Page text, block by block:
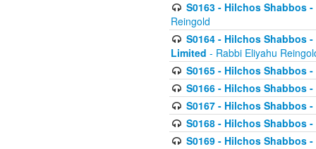
S0163 - Hilchos Shabbos
Reingold
S0164 - Hilchos Shabbos
Limited - Rabbi Eliyahu
S0165 - Hilchos Shabbos
S0166 - Hilchos Shabbos
S0167 - Hilchos Shabbos
S0168 - Hilchos Shabbos
S0169 - Hilchos Shabbos